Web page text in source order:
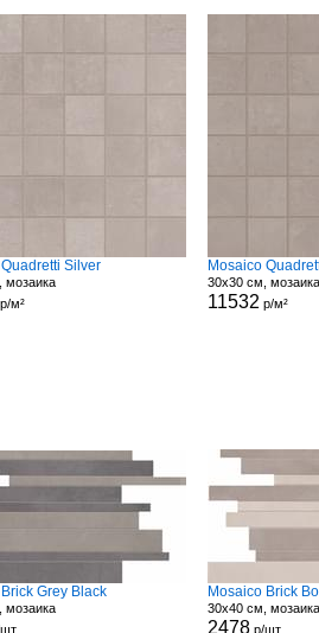
Silver
мозаика
м²
Mosaico
30x30 см, мозаика
11532 р/м²
Grey Black
мозаика
Mosaico Brick
30x40 см, мозаика
2478 р/шт